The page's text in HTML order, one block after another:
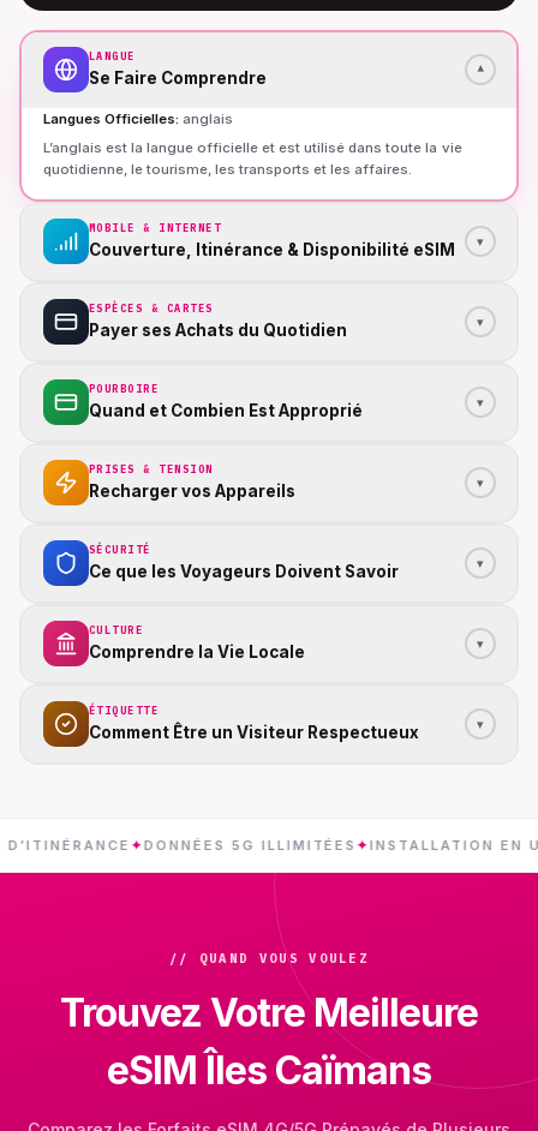
LANGUE
Se Faire Comprendre ▾
Langues Officielles: anglais
L’anglais est la langue officielle et est utilisé dans toute la vie
quotidienne, le tourisme, les transports et les affaires.
MOBILE & INTERNET
Couverture, Itinérance & Disponibilité eSIM ▾
ESPÈCES & CARTES
Payer ses Achats du Quotidien ▾
POURBOIRE
Quand et Combien Est Approprié ▾
PRISES & TENSION
Recharger vos Appareils ▾
SÉCURITÉ
Ce que les Voyageurs Doivent Savoir ▾
CULTURE
Comprendre la Vie Locale ▾
ÉTIQUETTE
Comment Être un Visiteur Respectueux ▾
✦DONNÉES 5G ILLIMITÉES ✦ INSTALLATION EN UN
// QUAND VOUS VOULEZ
Trouvez Votre Meilleure
eSIM Îles Caïmans